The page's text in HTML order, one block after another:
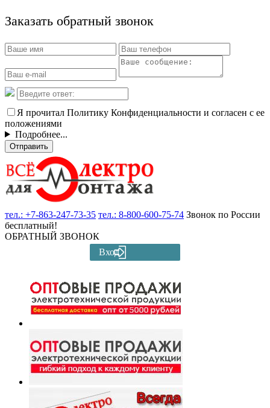
Заказать обратный звонок
Я прочитал Политику Конфиденциальности и согласен с ее
положениями
Подробнее...
Отправить
тел.: +7-863-247-73-35 тел.: 8-800-600-75-74 Звонок по России
бесплатный!
ОБРАТНЫЙ ЗВОНОК
Вход